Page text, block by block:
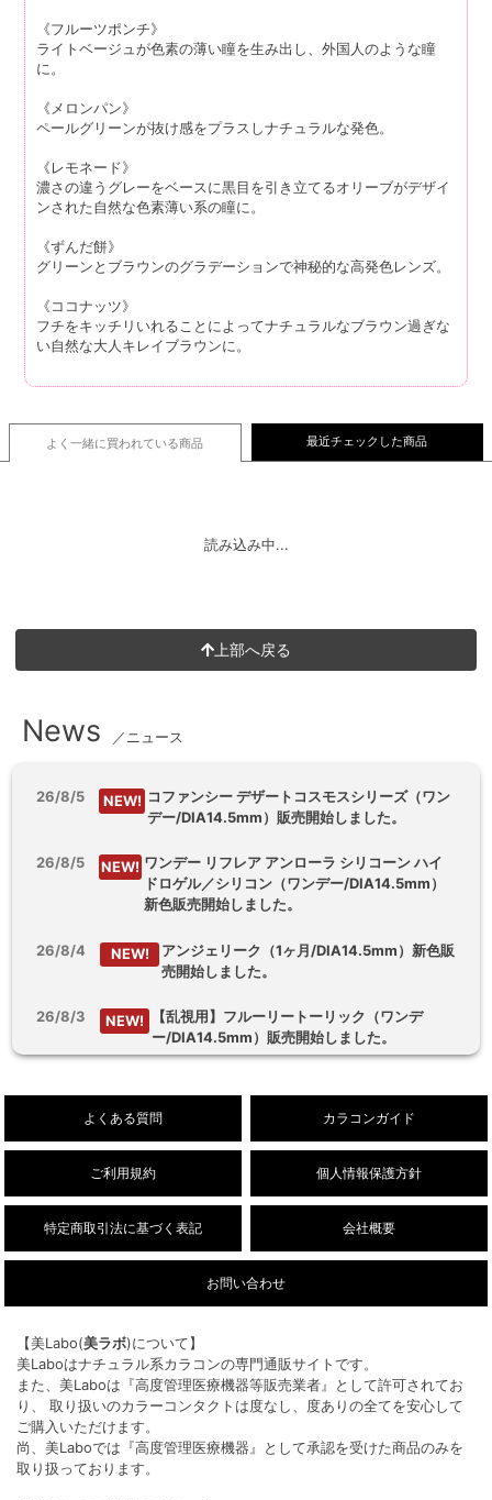
《フルーツポンチ》
ライトベージュが色素の薄い瞳を生み出し、外国人のような瞳
に。
《メロンパン》
ペールグリーンが抜け感をプラスしナチュラルな発色。
《レモネード》
濃さの違うグレーをベースに黒目を引き立てるオリーブがデザイ
ンされた自然な色素薄い系の瞳に。
《ずんだ餅》
グリーンとブラウンのグラデーションで神秘的な高発色レンズ。
《ココナッツ》
フチをキッチリいれることによってナチュラルなブラウン過ぎな
い自然な大人キレイブラウンに。
よく一緒に買われている商品 最近チェックした商品
読み込み中...
上部へ戻る
News ／ニュース
26/8/5 NEW! コファンシー デザートコスモスシリーズ（ワン
デー/DIA14.5mm）販売開始しました。
26/8/5 NEW! ワンデー リフレア アンローラ シリコーン ハイ
ドロゲル／シリコン（ワンデー/DIA14.5mm）
新色販売開始しました。
26/8/4 NEW!
アンジェリーク（1ヶ月/DIA14.5mm）新色販
売開始しました。
26/8/3 NEW!
【乱視用】フルーリートーリック（ワンデ
ー/DIA14.5mm）販売開始しました。
た。
よくある質問 カラコンガイド
ご利用規約 個人情報保護方針
特定商取引法に基づく表記 会社概要
お問い合わせ
【美Labo(美ラボ)について】
美Laboはナチュラル系カラコンの専門通販サイトです。
また、美Laboは『高度管理医療機器等販売業者』として許可されてお
り、 取り扱いのカラーコンタクトは度なし、度ありの全てを安心して
ご購入いただけます。
尚、美Laboでは『高度管理医療機器』として承認を受けた商品のみを
取り扱っております。